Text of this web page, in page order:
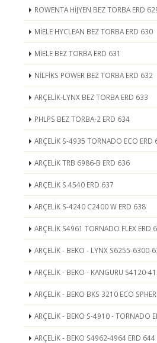
ROWENTA HİJYEN BEZ TORBA ERD
MİELE HYCLEAN BEZ TORBA ERD 630
MİELE BEZ TORBA ERD 631
NİLFİKS POWER BEZ TORBA ERD 632
ARÇELİK-LYNX BEZ TORBA ERD 633
PHLPS BEZ TORBA-2 ERD 634
ARÇELİK S-4935 TORNADO ECO ERD
ARÇELİK TRB 6986-B ERD 636
ARÇELİK S 4540 ERD 637
ARÇELİK S-4240 C2400 W ERD 638
ARÇELİK S4961 TORNADO FLEX ERD
ARÇELİK - BEKO - LYNX S6255-
ARÇELİK - BEKO - KANGURU S4120-
ARÇELİK - BEKO BKS 3210 ECO
ARÇELİK - BEKO S-4910 - TORNADO
ARÇELİK - BEKO S4962-4964 ERD 644